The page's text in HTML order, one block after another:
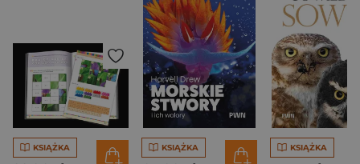
KSIĄŻKA KSIĄŻKA KSIĄŻKA